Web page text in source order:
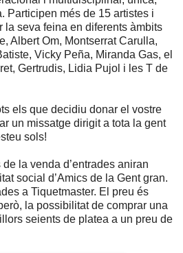
Participen més de 15 artistes i
la seva feina en diferents àmbits
Albert Om, Montserrat Carulla,
Vicky Peña, Miranda Gas, el
Gertrudis, Lidia Pujol i les T de
els que decidiu donar el vostre
un missatge dirigit a tota la gent
sols!
la venda d’entrades aniran
social d’Amics de la Gent gran.
a Tiquetmaster. El preu és
la possibilitat de comprar una
seients de platea a un preu de